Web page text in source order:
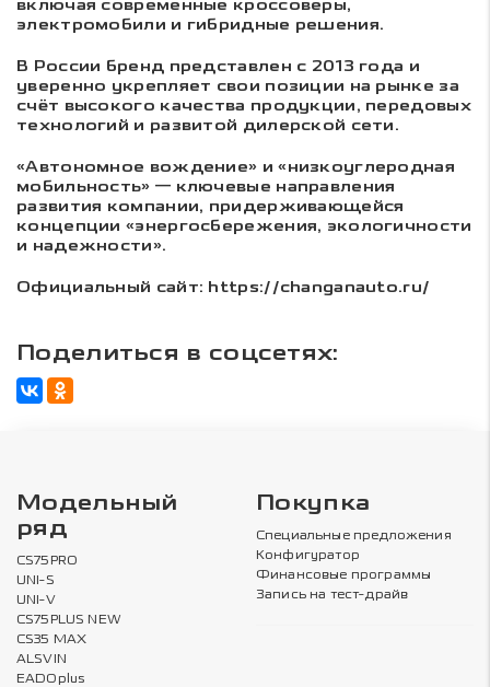
включая современные кроссоверы,
электромобили и гибридные решения.
В России бренд представлен с 2013 года и
уверенно укрепляет свои позиции на рынке за
счёт высокого качества продукции, передовых
технологий и развитой дилерской сети.
«Автономное вождение» и «низкоуглеродная
мобильность» — ключевые направления
развития компании, придерживающейся
концепции «энергосбережения, экологичности
и надежности».
Официальный сайт: https://changanauto.ru/
Поделиться в соцсетях:
Модельный
ряд
CS75PRO
UNI-S
UNI-V
CS75PLUS NEW
CS35 MAX
ALSVIN
EADOplus
Покупка
Специальные предложения
Конфигуратор
Финансовые программы
Запись на тест-драйв